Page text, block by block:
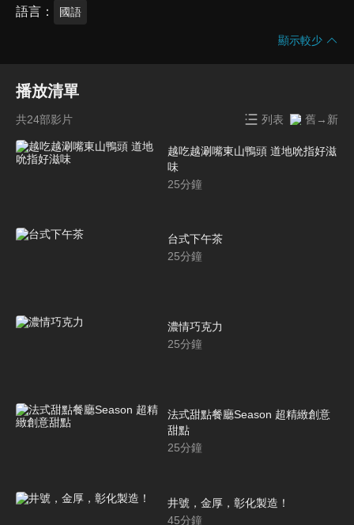
語言 國語
顯示較少
播放清單
共24部影片 列表 舊→新
越吃越涮嘴東山鴨頭 道地吮指好滋
味
25分鐘
台式下午茶
25分鐘
濃情巧克力
25分鐘
法式甜點餐廳Season 超精緻創意
甜點
25分鐘
井號，金厚，彰化製造！
45分鐘